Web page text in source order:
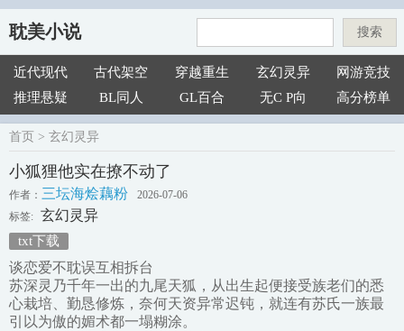
耽美小说 搜索
近代现代 古代架空 穿越重生 玄幻灵异
网游竞技
推理悬疑
BL同人 GL百合 无C P向 高分榜单
首页 > 玄幻灵异
小狐狸他实在撩不动了
作者： 三坛海烩藕粉
2026-07-06
标签: 玄幻灵异
txt下载
谈恋爱不耽误互相拆台
苏深灵乃千年一出的九尾天狐，从出生起便接受族老们的悉
心栽培、勤恳修炼，奈何天资异常迟钝，就连有苏氏一族最
引以为傲的媚术都一塌糊涂。